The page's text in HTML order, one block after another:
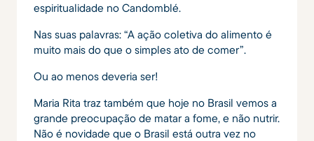
espiritualidade no Candomblé.
Nas suas palavras: “A ação coletiva do alimento é
muito mais do que o simples ato de comer”.
Ou ao menos deveria ser!
Maria Rita traz também que hoje no Brasil vemos a
grande preocupação de matar a fome, e não nutrir.
Não é novidade que o Brasil está outra vez no